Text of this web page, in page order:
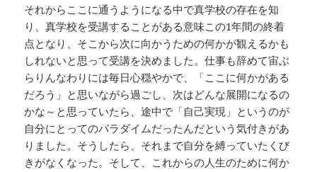
それからここに通うようになる中で真学校の存在を知
り、真学校を受講することがある意味この1年間の終着
点となり、そこから次に向かうための何かが観えるかも
しれないと思って受講を決めました。仕事も辞めて宙ぶ
らりんなわりには毎日心穏やかで、「ここに何かがある
だろう」と思いながら過ごし、次はどんな展開になるの
かな～と思っていたら、途中で「自己実現」というのが
自分にとってのパラダイムだったんだという気付きがあ
りました。そうしたら、それまで自分を縛っていたくび
きがなくなった。そして、これからの人生のために何か